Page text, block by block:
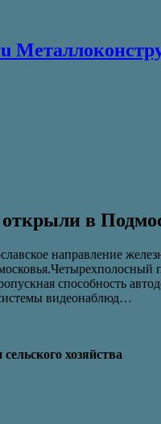
в
направление
способность
видеонаблюд…
хозяйства